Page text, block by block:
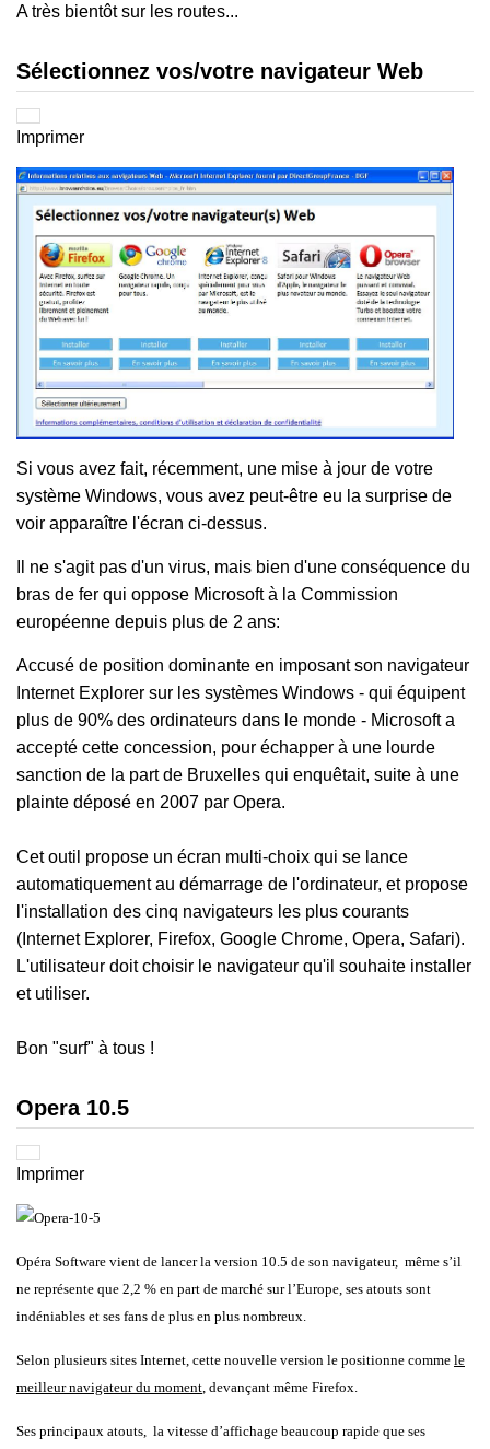
A très bientôt sur les routes...
Sélectionnez vos/votre navigateur Web
Imprimer
Si vous avez fait, récemment, une mise à jour de votre
système Windows, vous avez peut-être eu la surprise de
voir apparaître l'écran ci-dessus.
Il ne s'agit pas d'un virus, mais bien d'une conséquence du
bras de fer qui oppose Microsoft à la Commission
européenne depuis plus de 2 ans:
Accusé de position dominante en imposant son navigateur
Internet Explorer sur les systèmes Windows - qui équipent
plus de 90% des ordinateurs dans le monde - Microsoft a
accepté cette concession, pour échapper à une lourde
sanction de la part de Bruxelles qui enquêtait, suite à une
plainte déposé en 2007 par Opera.
Cet outil propose un écran multi-choix qui se lance
automatiquement au démarrage de l'ordinateur, et propose
l'installation des cinq navigateurs les plus courants
(Internet Explorer, Firefox, Google Chrome, Opera, Safari).
L'utilisateur doit choisir le navigateur qu'il souhaite installer
et utiliser.
Bon "surf" à tous !
Opera 10.5
Imprimer
Opéra Software vient de lancer la version 10.5 de son navigateur, même s’il
ne représente que 2,2 % en part de marché sur l’Europe, ses atouts sont
indéniables et ses fans de plus en plus nombreux.
Selon plusieurs sites Internet, cette nouvelle version le positionne comme le
meilleur navigateur du moment, devançant même Firefox.
Ses principaux atouts, la vitesse d’affichage beaucoup rapide que ses